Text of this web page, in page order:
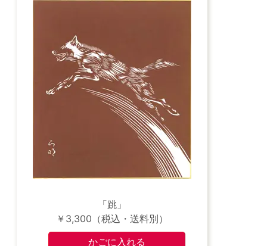
「跳」
￥3,300（税込・送料別）